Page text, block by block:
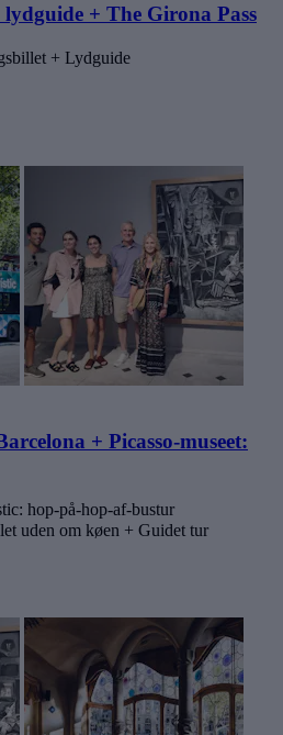
+ The Girona Pass
+ Lydguide
+ Picasso-museet:
hop-på-hop-af-bustur
uden om køen + Guidet tur